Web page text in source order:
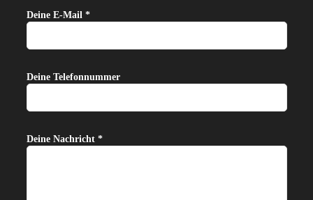
Deine E-Mail *
Deine Telefonnummer
Deine Nachricht *